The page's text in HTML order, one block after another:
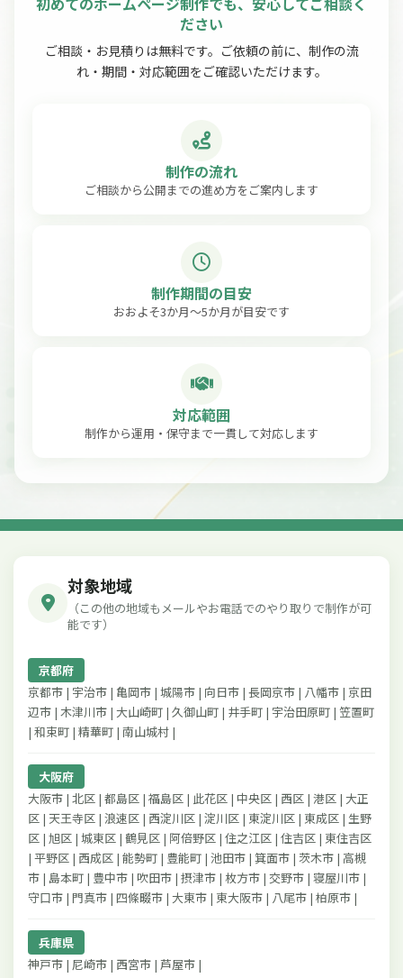
ださい
ご相談・お見積りは無料です。ご依頼の前に、制作の流
れ・期間・対応範囲をご確認いただけます。
制作の流れ
ご相談から公開までの進め方をご案内します
制作期間の目安
おおよそ3か月〜5か月が目安です
対応範囲
制作から運用・保守まで一貫して対応します
対象地域
（この他の地域もメールやお電話でのやり取りで制作が可
能です）
京都府
京都市 | 宇治市 | 亀岡市 | 城陽市 | 向日市 | 長岡京市 | 八幡市 | 京田
辺市 | 木津川市 | 大山崎町 | 久御山町 | 井手町 | 宇治田原町 | 笠置町
| 和束町 | 精華町 | 南山城村 |
大阪府
大阪市 | 北区 | 都島区 | 福島区 | 此花区 | 中央区 | 西区 | 港区 | 大正
区 | 天王寺区 | 浪速区 | 西淀川区 | 淀川区 | 東淀川区 | 東成区 | 生野
区 | 旭区 | 城東区 | 鶴見区 | 阿倍野区 | 住之江区 | 住吉区 | 東住吉区
| 平野区 | 西成区 | 能勢町 | 豊能町 | 池田市 | 箕面市 | 茨木市 | 高槻
市 | 島本町 | 豊中市 | 吹田市 | 摂津市 | 枚方市 | 交野市 | 寝屋川市 |
守口市 | 門真市 | 四條畷市 | 大東市 | 東大阪市 | 八尾市 | 柏原市 |
兵庫県
神戸市 | 尼崎市 | 西宮市 | 芦屋市 |